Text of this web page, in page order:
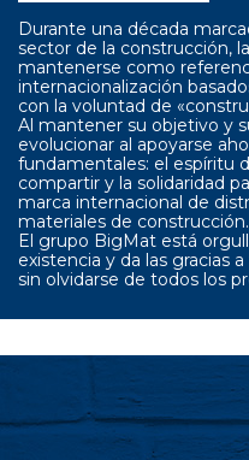
Durante una década
sector de la construcción,
mantenerse como
internacionalización
con la voluntad de
Al mantener su objetivo y
evolucionar al apoyarse
fundamentales: el espíritu
compartir y la solidaridad
marca internacional de
materiales de construcción.
El grupo BigMat está
existencia y da las gracias
sin olvidarse de todos los